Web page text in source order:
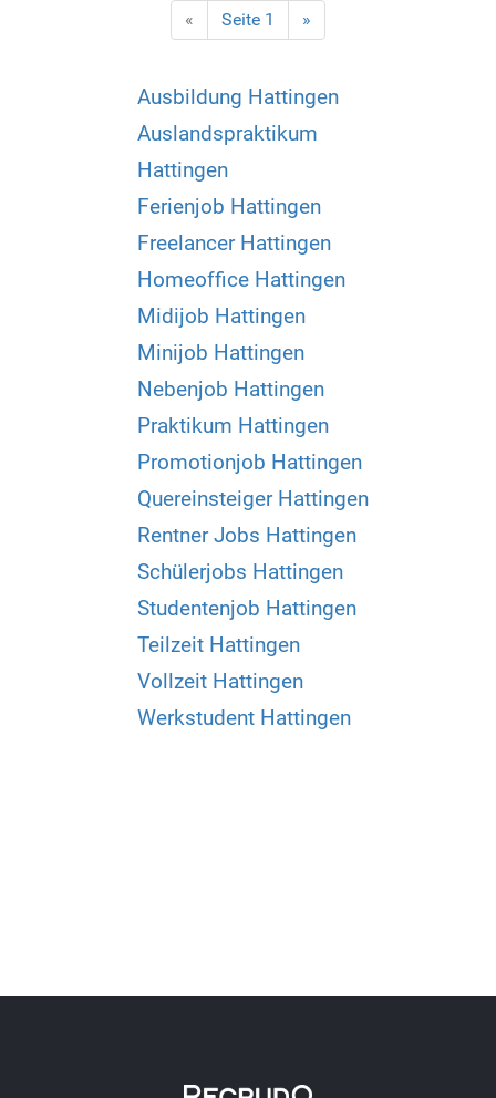
« Seite 1 »
Ausbildung Hattingen
Auslandspraktikum
Hattingen
Ferienjob Hattingen
Freelancer Hattingen
Homeoffice Hattingen
Midijob Hattingen
Minijob Hattingen
Nebenjob Hattingen
Praktikum Hattingen
Promotionjob Hattingen
Quereinsteiger Hattingen
Rentner Jobs Hattingen
Schülerjobs Hattingen
Studentenjob Hattingen
Teilzeit Hattingen
Vollzeit Hattingen
Werkstudent Hattingen